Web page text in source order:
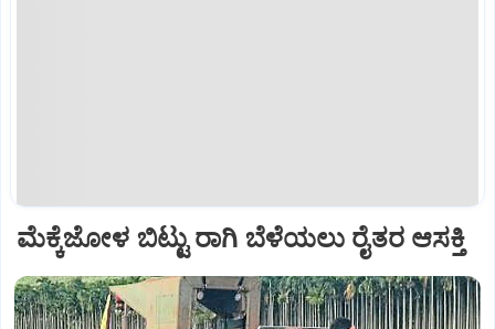
ಮೆಕ್ಕೆಜೋಳ ಬಿಟ್ಟು ರಾಗಿ ಬೆಳೆಯಲು ರೈತರ ಆಸಕ್ತಿ